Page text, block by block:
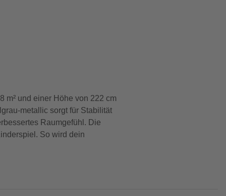
m² und einer Höhe von 222 cm
metallic sorgt für Stabilität
Raumgefühl. Die
So wird dein